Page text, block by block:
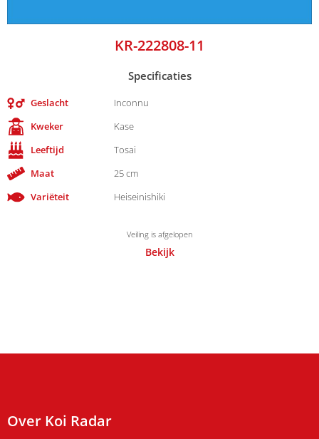
KR-222808-11
Specificaties
Geslacht
Inconnu
Kweker
Kase
Leeftijd
Tosai
Maat
25 cm
Variëteit
Heiseinishiki
Veiling is afgelopen
Bekijk
Over Koi Radar